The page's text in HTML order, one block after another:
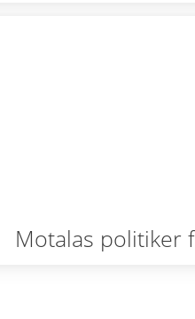
Motalas politiker